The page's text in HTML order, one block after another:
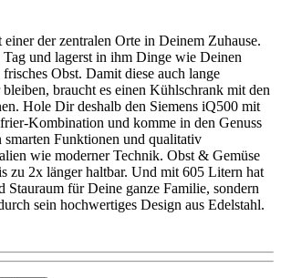
der zentralen Orte in Deinem Zuhause.
und lagerst in ihm Dinge wie Deinen
Obst. Damit diese auch lange
braucht es einen Kühlschrank mit den
Hole Dir deshalb den Siemens iQ500 mit
Kombination und komme in den Genuss
Funktionen und qualitativ
wie moderner Technik. Obst & Gemüse
zu 2x länger haltbar. Und mit 605 Litern hat
Stauraum für Deine ganze Familie, sondern
sein hochwertiges Design aus Edelstahl.